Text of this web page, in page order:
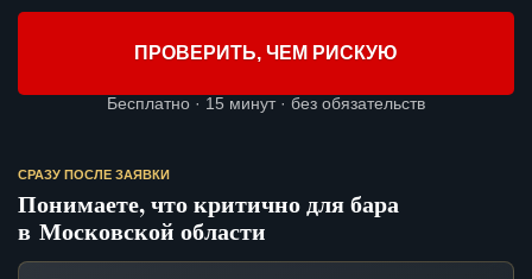
ПРОВЕРИТЬ, ЧЕМ РИСКУЮ
Бесплатно · 15 минут · без обязательств
СРАЗУ ПОСЛЕ ЗАЯВКИ
Понимаете, что критично для бара
в Московской области